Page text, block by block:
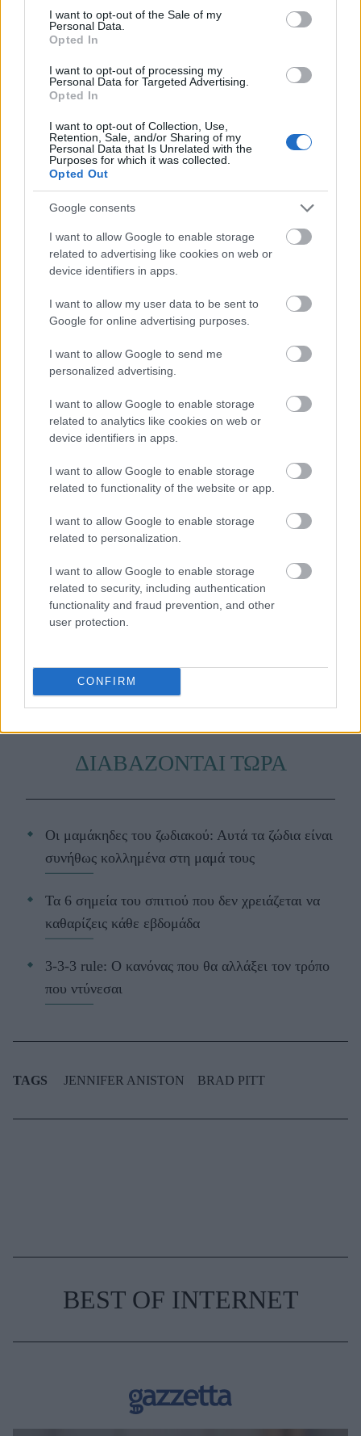
consent section.
I want to opt-out of the Sale of my
Personal Data.
Opted In
I want to opt-out of processing my
Personal Data for Targeted Advertising.
Opted In
I want to opt-out of Collection, Use,
Retention, Sale, and/or Sharing of my
Personal Data that Is Unrelated with the
Purposes for which it was collected.
Opted Out
Google consents
I want to allow Google to enable storage
related to advertising like cookies on web or
device identifiers in apps.
I want to allow my user data to be sent to
Google for online advertising purposes.
I want to allow Google to send me
personalized advertising.
I want to allow Google to enable storage
related to analytics like cookies on web or
device identifiers in apps.
I want to allow Google to enable storage
related to functionality of the website or app.
I want to allow Google to enable storage
related to personalization.
I want to allow Google to enable storage
related to security, including authentication
functionality and fraud prevention, and other
user protection.
CONFIRM
elle-kate-moss-johnny-depp-feb-1994-xln-
36315098-xln
Μάθε τώρα όλα τα νέα για τα
αγαπημένα σου διάσημα πρόσωπα.
ΔΙΑΒΑΖΟΝΤΑΙ ΤΩΡΑ
Οι μαμάκηδες του ζωδιακού: Αυτά τα ζώδια είναι
συνήθως κολλημένα στη μαμά τους
Τα 6 σημεία του σπιτιού που δεν χρειάζεται να
καθαρίζεις κάθε εβδομάδα
3-3-3 rule: Ο κανόνας που θα αλλάξει τον τρόπο
που ντύνεσαι
TAGS JENNIFER ANISTON BRAD PITT
BEST OF INTERNET